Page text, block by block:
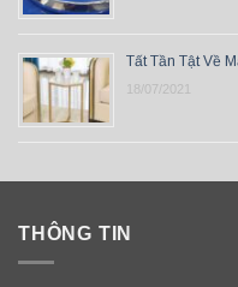
Tất Tần Tật Về
18/07/2021
THÔNG TIN